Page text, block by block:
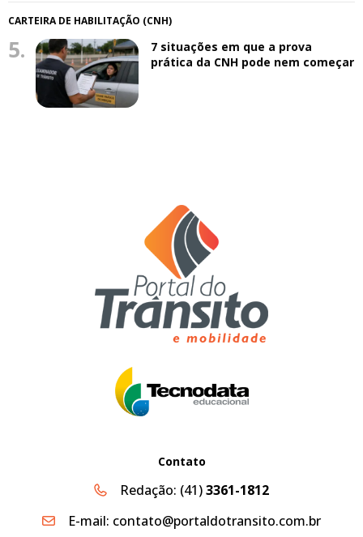
CARTEIRA DE HABILITAÇÃO (CNH)
5.
7 situações em que a prova
prática da CNH pode nem começar
Contato
Redação: (41)3361-1812
E-mail: contato@portaldotransito.com.br